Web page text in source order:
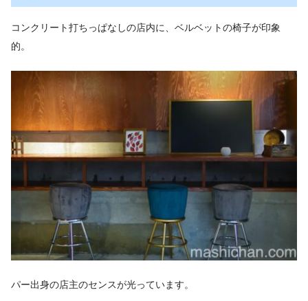
コンクリート打ちっぱなしの店内に、ベルベットの椅子が印象
的。
パー出身の店主のセンスが光っています。